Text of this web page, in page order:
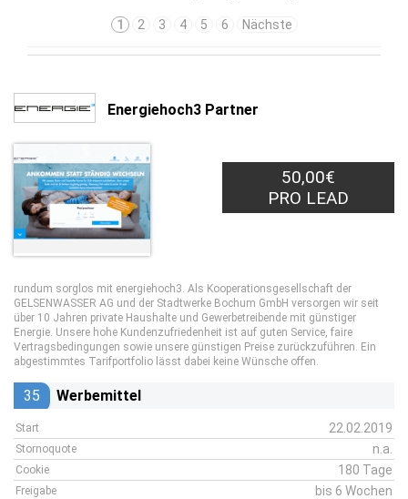
1 2 3 4 5 6 Nächste
Energiehoch3 Partner
50,00€
PRO LEAD
rundum sorglos mit energiehoch3. Als Kooperationsgesellschaft der
GELSENWASSER AG und der Stadtwerke Bochum GmbH versorgen wir seit
über 10 Jahren private Haushalte und Gewerbetreibende mit günstiger
Energie. Unsere hohe Kundenzufriedenheit ist auf guten Service, faire
Vertragsbedingungen sowie unsere günstigen Preise zurückzuführen. Ein
abgestimmtes Tarifportfolio lässt dabei keine Wünsche offen.
35 Werbemittel
Start 22.02.2019
Stornoquote n.a.
Cookie 180 Tage
Freigabe bis 6 Wochen